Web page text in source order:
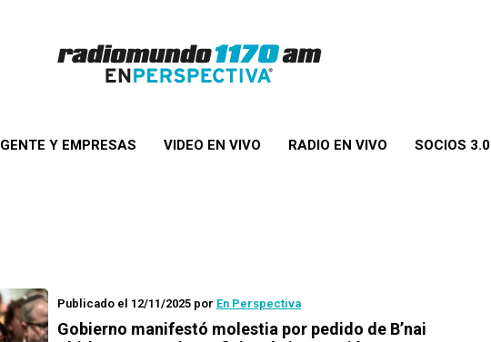
GENTE Y EMPRESAS VIDEO EN VIVO RADIO EN VIVO SOCIOS 3.0
Publicado el 12/11/2025 por En Perspectiva
Gobierno manifestó molestia por pedido de B’nai